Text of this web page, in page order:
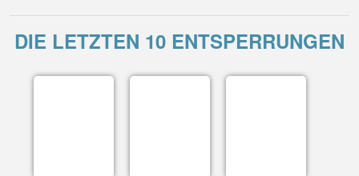
DIE LETZTEN 10 ENTSPERRUNGEN